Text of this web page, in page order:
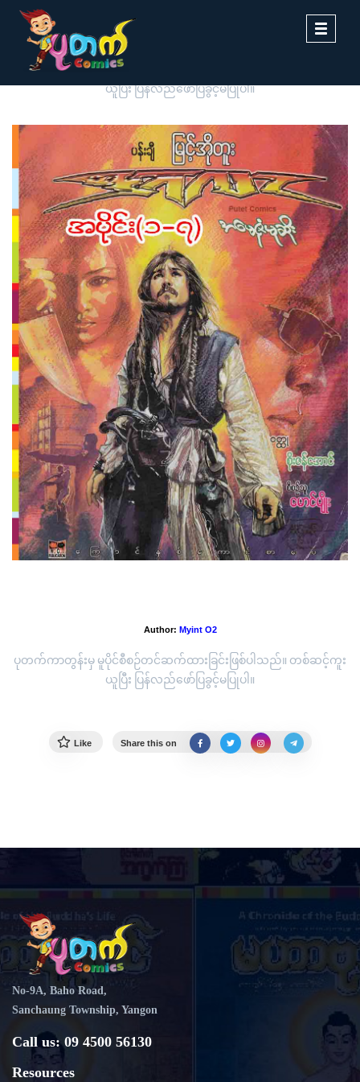
Toggle
ပုတက်ကာတွန်းမှ မူပိုင်စီစဉ်တင်ဆက်ထားခြင်းဖြစ်ပါသည်။ တစ်ဆင့်ကူး
ယူပြီး ပြန်လည်ဖော်ပြခွင့်မပြုပါ။
Author: Myint O2
ပုတက်ကာတွန်းမှ မူပိုင်စီစဉ်တင်ဆက်ထားခြင်းဖြစ်ပါသည်။ တစ်ဆင့်ကူး
ယူပြီး ပြန်လည်ဖော်ပြခွင့်မပြုပါ။
Like Share this on
No-9A, Baho Road,
Sanchaung Township, Yangon
Call us: 09 4500 56130
Resources